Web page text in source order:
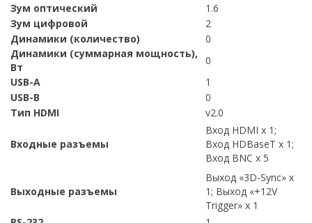
Зум оптический
1.6
Зум цифровой
2
Динамики (количество)
0
Динамики (суммарная мощность),
Вт
0
USB-A
1
USB-B
0
Тип HDMI
v2.0
Входные разъемы
Вход HDMI х 1;
Вход HDBaseT х 1;
Вход BNC х 5
Выходные разъемы
Выход «3D-Sync» х
1; Выход «+12V
Trigger» х 1